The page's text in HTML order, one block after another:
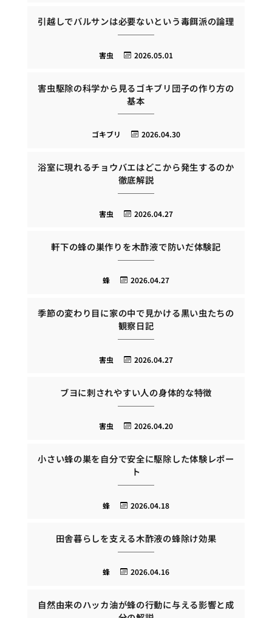
引越しでバルサンは必要ないという毒餌派の論理
2026.05.01
害虫
害虫駆除の科学から見るゴキブリ団子の作り方の
基本
2026.04.30
ゴキブリ
浴室に現れるチョウバエはどこから発生するのか
徹底解説
2026.04.27
害虫
軒下の蜂の巣作りを木酢液で防いだ体験記
2026.04.27
蜂
季節の変わり目に家の中で見かける黒い虫たちの
観察日記
2026.04.27
害虫
ブヨに刺されやすい人の身体的な特徴
2026.04.20
害虫
小さい蜂の巣を自分で安全に駆除した体験レポー
ト
2026.04.18
蜂
田舎暮らしを支える木酢液の蜂除け効果
2026.04.16
蜂
自然由来のハッカ油が蜂の行動に与える影響と成